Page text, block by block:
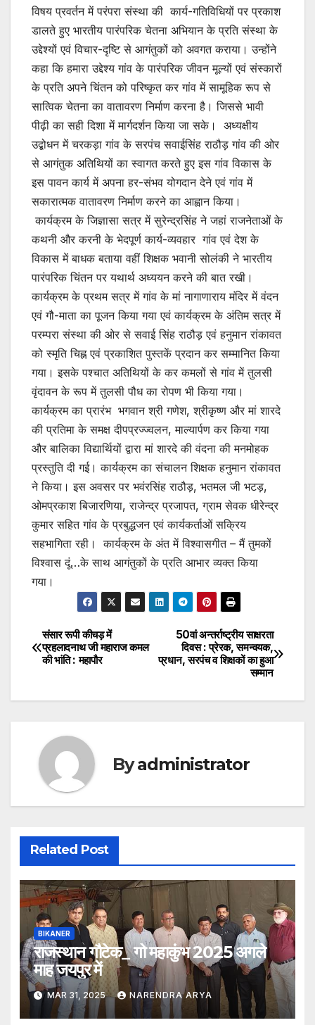
विषय प्रवर्तन में परंपरा संस्था की कार्य-गतिविधियों पर प्रकाश
डालते हुए भारतीय पारंपरिक चेतना अभियान के प्रति संस्था के
उद्देश्यों एवं विचार-दृष्टि से आगंतुकों को अवगत कराया। उन्होंने
कहा कि हमारा उद्देश्य गांव के पारंपरिक जीवन मूल्यों एवं संस्कारों
के प्रति अपने चिंतन को परिष्कृत कर गांव में सामूहिक रूप से
सात्विक चेतना का वातावरण निर्माण करना है। जिससे भावी
पीढ़ी का सही दिशा में मार्गदर्शन किया जा सके। अध्यक्षीय
उद्बोधन में चरकड़ा गांव के सरपंच सवाईसिंह राठौड़ गांव की ओर
से आगंतुक अतिथियों का स्वागत करते हुए इस गांव विकास के
इस पावन कार्य में अपना हर-संभव योगदान देने एवं गांव में
सकारात्मक वातावरण निर्माण करने का आह्वान किया।
कार्यक्रम के जिज्ञासा सत्र में सुरेन्द्रसिंह ने जहां राजनेताओं के
कथनी और करनी के भेदपूर्ण कार्य-व्यवहार गांव एवं देश के
विकास में बाधक बताया वहीं शिक्षक भवानी सोलंकी ने भारतीय
पारंपरिक चिंतन पर यथार्थ अध्ययन करने की बात रखी।
कार्यक्रम के प्रथम सत्र में गांव के मां नागाणाराय मंदिर में वंदन
एवं गौ-माता का पूजन किया गया एवं कार्यक्रम के अंतिम सत्र में
परम्परा संस्था की ओर से सवाई सिंह राठौड़ एवं हनुमान रांकावत
को स्मृति चिह्न एवं प्रकाशित पुस्तकें प्रदान कर सम्मानित किया
गया। इसके पश्चात अतिथियों के कर कमलों से गांव में तुलसी
वृंदावन के रूप में तुलसी पौध का रोपण भी किया गया।
कार्यक्रम का प्रारंभ भगवान श्री गणेश, श्रीकृष्ण और मां शारदे
की प्रतिमा के समक्ष दीपप्रज्ज्वलन, माल्यार्पण कर किया गया
और बालिका विद्यार्थियों द्वारा मां शारदे की वंदना की मनमोहक
प्रस्तुति दी गई। कार्यक्रम का संचालन शिक्षक हनुमान रांकावत
ने किया। इस अवसर पर भवंरसिंह राठौड़, भतमल जी भटड़,
ओमप्रकाश बिजारणिया, राजेन्द्र प्रजापत, ग्राम सेवक धीरेन्द्र
कुमार सहित गांव के प्रबुद्धजन एवं कार्यकर्ताओं सक्रिय
सहभागिता रही। कार्यक्रम के अंत में विश्वासगीत – मैं तुमकों
विश्वास दूं…के साथ आगंतुकों के प्रति आभार व्यक्त किया
गया।
Post
navigation
50वां अन्तर्राष्ट्रीय साक्षरता
दिवस : प्रेरक, समन्वयक,
प्रधान, सरपंच व शिक्षकों का हुआ
सम्मान
संसार रूपी कीचड़ में
प्रहलादनाथ जी महाराज कमल
की भांति : महापौर
Byadministrator
Related Post
BIKANER
राजस्थान गौटेक_ गो महाकुंभ 2025 अगले
माह जयपुर में
MAR 31, 2025 NARENDRA ARYA